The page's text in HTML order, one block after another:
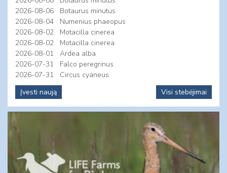
2026-08-06
Botaurus minutus
2026-08-04
Numenius phaeopus
2026-08-02
Motacilla cinerea
2026-08-02
Motacilla cinerea
2026-08-01
Ardea alba
2026-07-31
Falco peregrinus
2026-07-31
Circus cyaneus
Įvesti naują
Visi stebėjimai